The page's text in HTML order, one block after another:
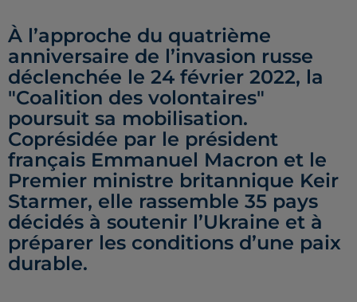
À l’approche du quatrième
anniversaire de l’invasion russe
déclenchée le 24 février 2022, la
"Coalition des volontaires"
poursuit sa mobilisation.
Coprésidée par le président
français Emmanuel Macron et le
Premier ministre britannique Keir
Starmer, elle rassemble 35 pays
décidés à soutenir l’Ukraine et à
préparer les conditions d’une paix
durable.